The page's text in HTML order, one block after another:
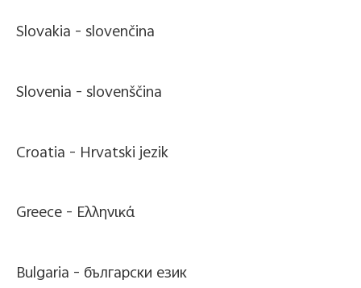
Slovakia -slovenčina
Slovenia -slovenščina
Croatia - Hrvatski jezik
Greece - Ελληνικά
Bulgaria - български език